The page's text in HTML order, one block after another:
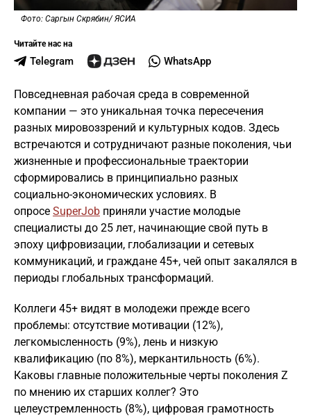
Фото: Саргын Скрябин/ ЯСИА
Читайте нас на
Telegram WhatsApp
Повседневная рабочая среда в современной
компании — это уникальная точка пересечения
разных мировоззрений и культурных кодов. Здесь
встречаются и сотрудничают разные поколения, чьи
жизненные и профессиональные траектории
сформировались в принципиально разных
социально-экономических условиях. В
опросе SuperJob приняли участие молодые
специалисты до 25 лет, начинающие свой путь в
эпоху цифровизации, глобализации и сетевых
коммуникаций, и граждане 45+, чей опыт закалялся в
периоды глобальных трансформаций.
Коллеги 45+ видят в молодежи прежде всего
проблемы: отсутствие мотивации (12%),
легкомысленность (9%), лень и низкую
квалификацию (по 8%), меркантильность (6%).
Каковы главные положительные черты поколения Z
по мнению их старших коллег? Это
целеустремленность (8%), цифровая грамотность